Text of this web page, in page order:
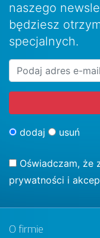
naszego
będziesz
specjalnych.
dodaj usuń
Oświadczam, że
prywatności i
O firmie